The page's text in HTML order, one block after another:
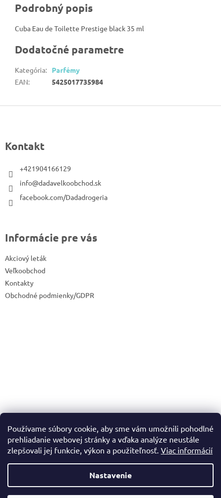
Používame súbory cookie, aby sme vám umožnili pohodlné
prehliadanie webovej stránky a vďaka analýze neustále
zlepšovali jej funkcie, výkon a použiteľnosť. Viac informácií
Nastavenie
Podrobný popis
Cuba Eau de Toilette Prestige black 35 ml
Dodatočné parametre
Kategória:
Parfémy
EAN: 5425017735984
Z
p
äKontakt
+421904166129
info@dadavelkoobchod.sk
facebook.com/Dadadrogeria
Informácie pre vás
Akciový leták
Veľkoobchod
Kontakty
Obchodné podmienky/GDPR
Vytvoril Shoptet